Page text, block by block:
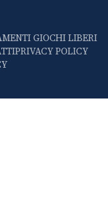
GIOCHI LIBERI
PRIVACY POLICY